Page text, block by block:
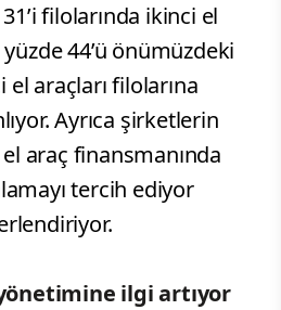
filolarında ikinci el
44’ü önümüzdeki
el araçları filolarına
Ayrıca şirketlerin
araç finansmanında
tercih ediyor
ilgi artıyor